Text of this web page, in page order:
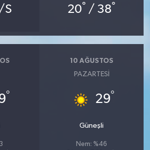
S 20° / 38°
°
10 AĞUSTOS
PAZARTESI
29°
Güneşli
Nem: %46